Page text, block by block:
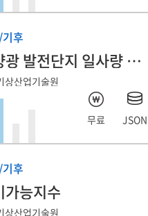
후
태양광 발전단지 일사량 및 발전량 예측 자료
상산업기술원
무료 JSON
후
가능지수
상산업기술원